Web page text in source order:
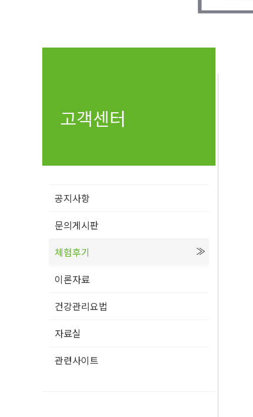
고객센터
공지사항
문의게시판
체험후기
이론자료
건강관리요법
자료실
관련사이트